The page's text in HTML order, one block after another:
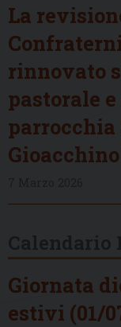
La
rinnovato
pastorale
parrocchia
Giornata
estivi (01/